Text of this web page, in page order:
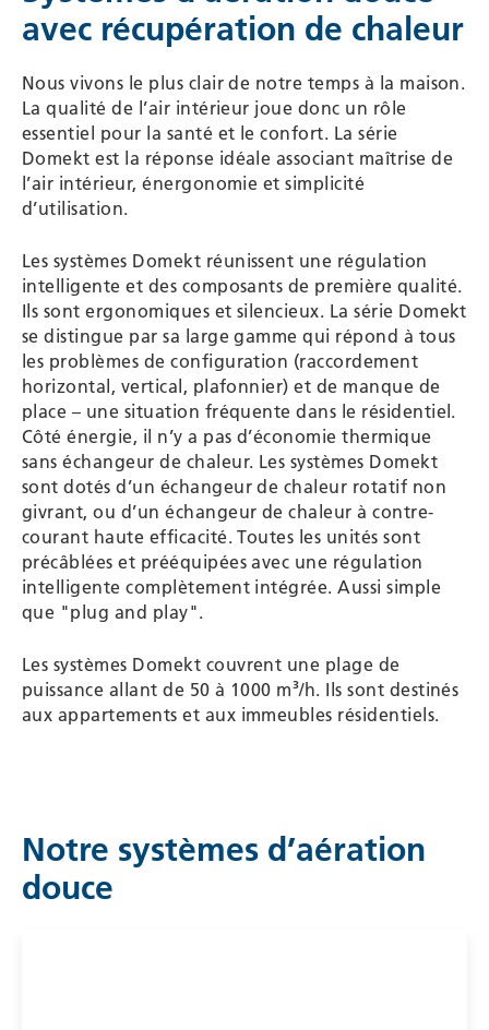
avec récupération de chaleur
Nous vivons le plus clair de notre temps à la maison.
La qualité de l’air intérieur joue donc un rôle
essentiel pour la santé et le confort. La série
Domekt est la réponse idéale associant maîtrise de
l’air intérieur, énergonomie et simplicité
d’utilisation.
Les systèmes Domekt réunissent une régulation
intelligente et des composants de première qualité.
Ils sont ergonomiques et silencieux. La série Domekt
se distingue par sa large gamme qui répond à tous
les problèmes de configuration (raccordement
horizontal, vertical, plafonnier) et de manque de
place – une situation fréquente dans le résidentiel.
Côté énergie, il n’y a pas d’économie thermique
sans échangeur de chaleur. Les systèmes Domekt
sont dotés d’un échangeur de chaleur rotatif non
givrant, ou d’un échangeur de chaleur à contre-
courant haute efficacité. Toutes les unités sont
précâblées et prééquipées avec une régulation
intelligente complètement intégrée. Aussi simple
que "plug and play".
Les systèmes Domekt couvrent une plage de
puissance allant de 50 à 1000 m³/h. Ils sont destinés
aux appartements et aux immeubles résidentiels.
Notre systèmes d’aération
douce